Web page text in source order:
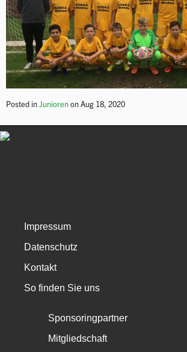
Posted inJuniorenon Aug 18, 2020
Impressum
Datenschutz
Kontakt
So finden Sie uns
Sponsoringpartner
Mitgliedschaft